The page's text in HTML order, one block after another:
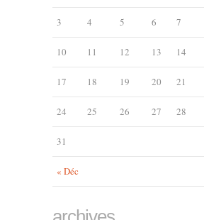
« Déc
3 4 5 6 7
10 11 12 13 14
17 18 19 20 21
24 25 26 27 28
31